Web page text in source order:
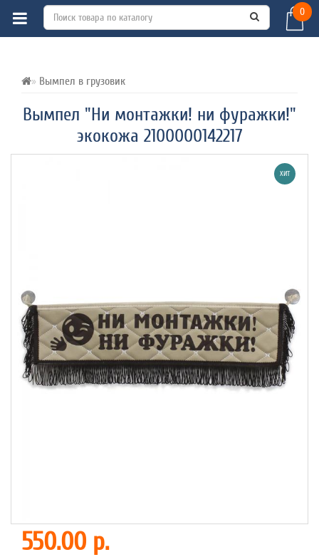
0
Вымпел в грузовик
Вымпел "Ни монтажки! ни фуражки!"
экокожа 2100000142217
ВСЕ О ТОВАРЕ ХАРАКТЕРИСТИКИ
ХИТ
550.00 р.